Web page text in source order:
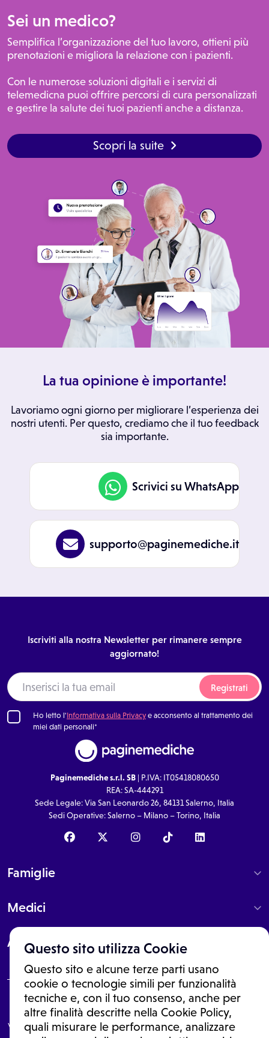
Questo sito utilizza Cookie
Questo sito e alcune terze parti usano
cookie o tecnologie simili per funzionalità
tecniche e, con il tuo consenso, anche per
altre finalità descritte nella Cookie Policy,
quali misurare le performance, analizzare
Sei un medico?
Semplifica l’organizzazione del tuo lavoro, ottieni più
prenotazioni e migliora la relazione con i pazienti.
Con le numerose soluzioni digitali e i servizi di
telemedicna puoi offrire percorsi di cura personalizzati
e gestire la salute dei tuoi pazienti anche a distanza.
Scopri la suite
La tua opinione è importante!
Lavoriamo ogni giorno per migliorare l’esperienza dei
nostri utenti. Per questo, crediamo che il tuo feedback
sia importante.
Scrivici su WhatsApp
supporto@paginemediche.it
Iscriviti alla nostra Newsletter per rimanere sempre
aggiornato!
Registrati
Ho letto l'Informativa sulla Privacye acconsento al trattamento dei
miei dati personali*
Paginemediche s.r.l. SB| P.IVA: IT05418080650
REA: SA-444291
Sede Legale: Via San Leonardo 26, 84131 Salerno, Italia
Sedi Operative: Salerno – Milano – Torino, Italia
Famiglie
Medici
About
Le informazioni proposte in questo sito non sono un consulto medico.
In nessun caso, queste informazioni sostituiscono un consulto, una
visita o una diagnosi formulata dal medico. Non si devono considerare
le informazioni disponibili come suggerimenti per la formulazione di